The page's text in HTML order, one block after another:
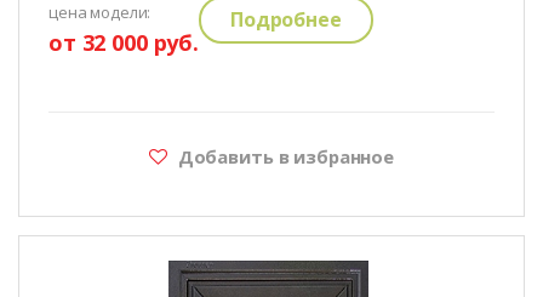
цена модели:
от 32 000 руб.
Подробнее
Добавить в избранное